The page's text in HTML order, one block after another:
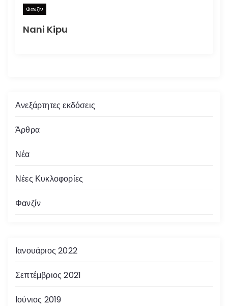
Φανζίν
Nani Kipu
Ανεξάρτητες εκδόσεις
Άρθρα
Νέα
Νέες Κυκλοφορίες
Φανζίν
Ιανουάριος 2022
Σεπτέμβριος 2021
Ιούνιος 2019